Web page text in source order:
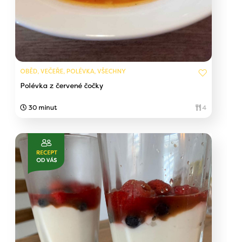
OBĚD, VEČEŘE, POLÉVKA, VŠECHNY
Polévka z červené čočky
30 minut 4